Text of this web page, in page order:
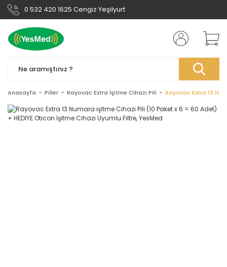
0 532 420 1625 Cengiz Yeşilyurt
Anasayfa Piller Rayovac Extra İşitme Cihazı Pili Rayovac Extra 13